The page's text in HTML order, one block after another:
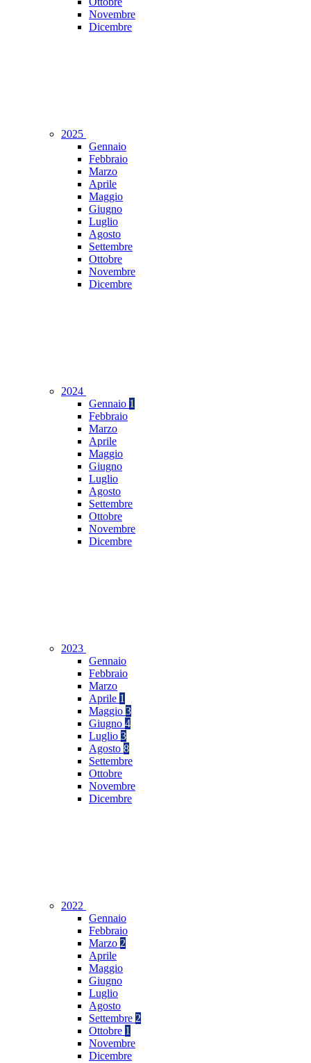
Novembre
Dicembre
2025
Gennaio
Febbraio
Marzo
Aprile
Maggio
Giugno
Luglio
Agosto
Settembre
Ottobre
Novembre
Dicembre
2024
Gennaio 1
Febbraio
Marzo
Aprile
Maggio
Giugno
Luglio
Agosto
Settembre
Ottobre
Novembre
Dicembre
2023
Gennaio
Febbraio
Marzo
Aprile 1
Maggio 3
Giugno 4
Luglio 3
Agosto 8
Settembre
Ottobre
Novembre
Dicembre
2022
Gennaio
Febbraio
Marzo 2
Aprile
Maggio
Giugno
Luglio
Agosto
Settembre 2
Ottobre 1
Novembre
Dicembre